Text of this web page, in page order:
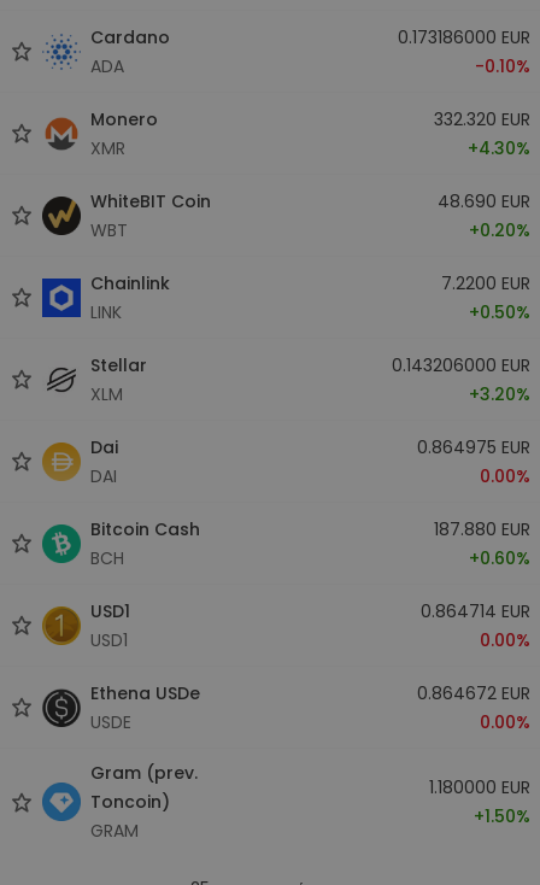
Cardano
ADA
0.173186000 EUR
-0.10%
Monero
XMR
332.320 EUR
+4.30%
WhiteBIT Coin
WBT
48.690 EUR
+0.20%
Chainlink
LINK
7.2200 EUR
+0.50%
Stellar
XLM
0.143206000 EUR
+3.20%
Dai
DAI
0.864975 EUR
0.00%
Bitcoin Cash
BCH
187.880 EUR
+0.60%
USD1
USD1
0.864714 EUR
0.00%
Ethena USDe
USDE
0.864672 EUR
0.00%
Gram (prev.
Toncoin)
GRAM
1.180000 EUR
+1.50%